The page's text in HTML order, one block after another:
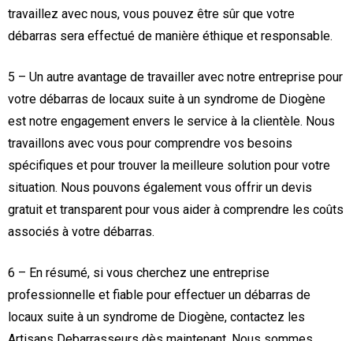
travaillez avec nous, vous pouvez être sûr que votre
débarras sera effectué de manière éthique et responsable.
5 – Un autre avantage de travailler avec notre entreprise pour
votre débarras de locaux suite à un syndrome de Diogène
est notre engagement envers le service à la clientèle. Nous
travaillons avec vous pour comprendre vos besoins
spécifiques et pour trouver la meilleure solution pour votre
situation. Nous pouvons également vous offrir un devis
gratuit et transparent pour vous aider à comprendre les coûts
associés à votre débarras.
6 – En résumé, si vous cherchez une entreprise
professionnelle et fiable pour effectuer un débarras de
locaux suite à un syndrome de Diogène, contactez les